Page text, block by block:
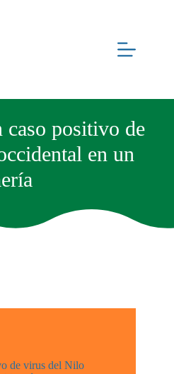
positivo de
en un
de virus del Nilo